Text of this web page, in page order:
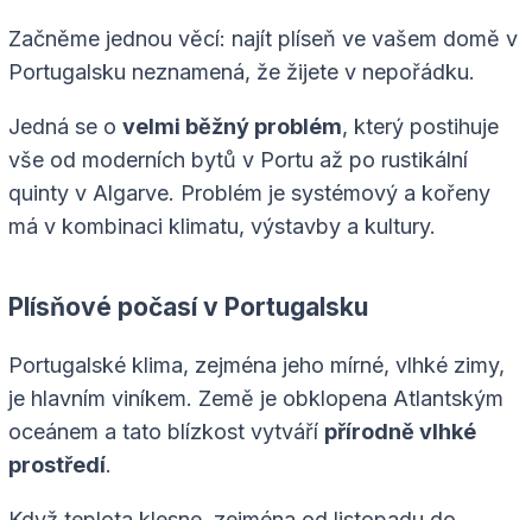
Začněme jednou věcí: najít plíseň ve vašem domě v
Portugalsku neznamená, že žijete v nepořádku.
Jedná se o velmi běžný problém, který postihuje
vše od moderních bytů v Portu až po rustikální
quinty v Algarve. Problém je systémový a kořeny
má v kombinaci klimatu, výstavby a kultury.
Plísňové počasí v Portugalsku
Portugalské klima, zejména jeho mírné, vlhké zimy,
je hlavním viníkem. Země je obklopena Atlantským
oceánem a tato blízkost vytváří přírodně vlhké
prostředí.